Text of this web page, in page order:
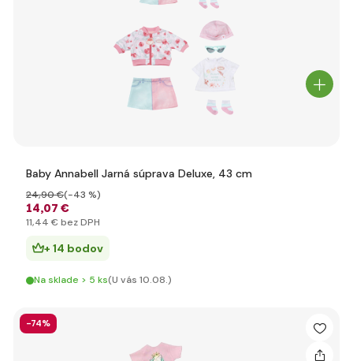
Baby Annabell Jarná súprava Deluxe, 43 cm
14,07 €
24,90 €(-43 %)
11,44 € bez DPH
+ 14 bodov
Na sklade > 5 ks(U vás 10.08.)
-74%